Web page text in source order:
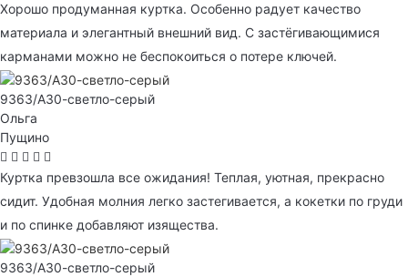
Хорошо продуманная куртка. Особенно радует качество
материала и элегантный внешний вид. С застёгивающимися
карманами можно не беспокоиться о потере ключей.
9363/А30-светло-серый
Ольга
Пущино
Куртка превзошла все ожидания! Теплая, уютная, прекрасно
сидит. Удобная молния легко застегивается, а кокетки по груди
и по спинке добавляют изящества.
9363/А30-светло-серый